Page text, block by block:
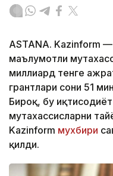
ASTANA. Kazinform —
маълумотли
миллиард тенге
грантлари сони 51
Бироқ, бу
мутахассисларни
Kazinform мухбири
қилди.